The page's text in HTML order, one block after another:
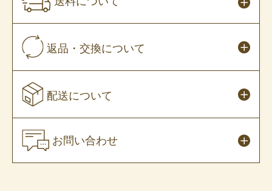
返品・交換について
配送について
お問い合わせ